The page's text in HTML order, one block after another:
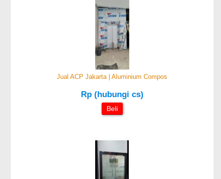
Jual ACP Jakarta | Aluminium Compos
Rp (hubungi cs)
Beli